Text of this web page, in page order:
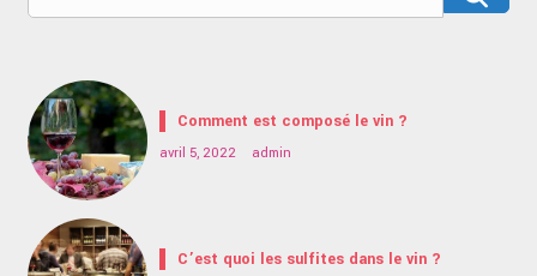
Comment est composé le vin ?
avril 5, 2022 admin
C’est quoi les sulfites dans le vin ?